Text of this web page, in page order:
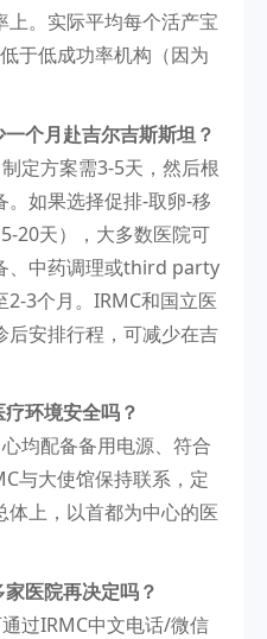
上。实际平均每个活产宝
于低成功率机构（因为
个月赴吉尔吉斯斯坦？
定方案需3-5天，然后根
如果选择促排-取卵-移
20天），大多数医院可
、中药调理或third party
3个月。IRMC和国立医
后安排行程，可减少在吉
环境安全吗？
均配备备用电源、符合
与大使馆保持联系，定
上，以首都为中心的医
医院再决定吗？
过IRMC中文电话/微信